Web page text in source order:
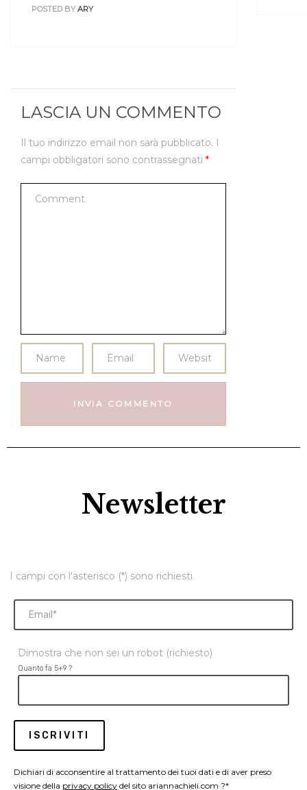
POSTED BY ARY
LASCIA UN COMMENTO
Il tuo indirizzo email non sarà pubblicato. I
campi obbligatori sono contrassegnati *
Newsletter
I campi con l'asterisco (*) sono richiesti.
Dimostra che non sei un robot (richiesto)
Quanto fa 5+9 ?
Dichiari di acconsentire al trattamento dei tuoi dati e di aver preso
visione della privacy policy del sito ariannachieli.com ?*